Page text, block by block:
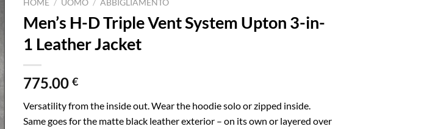
HOME / UOMO / ABBIGLIAMENTO
Men’s H-D Triple Vent System Upton 3-in-
1 Leather Jacket
775.00 €
Versatility from the inside out. Wear the hoodie solo or zipped inside.
Same goes for the matte black leather exterior – on its own or layered over